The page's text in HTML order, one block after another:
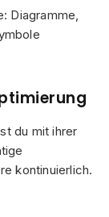
Diagramme,
du mit ihrer
kontinuierlich.